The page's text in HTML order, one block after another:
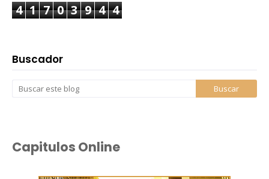
4 1 7 0 3 9 4 4
Buscador
Capitulos Online